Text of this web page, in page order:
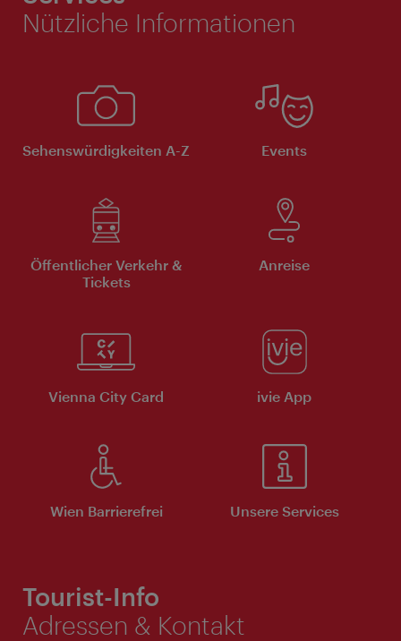
Nützliche Informationen
Sehenswürdigkeiten A-Z Events
Öffentlicher Verkehr &
Tickets
Anreise
Vienna City Card ivie App
Wien Barrierefrei Unsere Services
Tourist-Info
Adressen & Kontakt